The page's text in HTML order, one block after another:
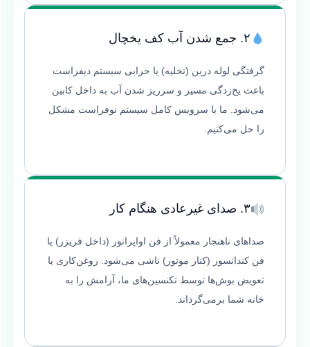
۲. جمع شدن آب کف یخچال
گرفتگی لوله درین (تخلیه) یا خرابی سیستم دیفراست
باعث یخ‌زدگی مسیر و سرریز شدن آب به داخل کابین
می‌شود. ما با سرویس کامل سیستم نوفراست مشکل
را حل می‌کنیم.
۳. صدای غیرعادی هنگام کار
صداهای ناهنجار معمولاً از فن اواپراتور (داخل فریزر) یا
فن کندانسور (کنار موتور) ناشی می‌شود. روغن‌کاری یا
تعویض بوش‌ها توسط تکنسین‌های ما، آرامش را به
خانه شما برمی‌گرداند.